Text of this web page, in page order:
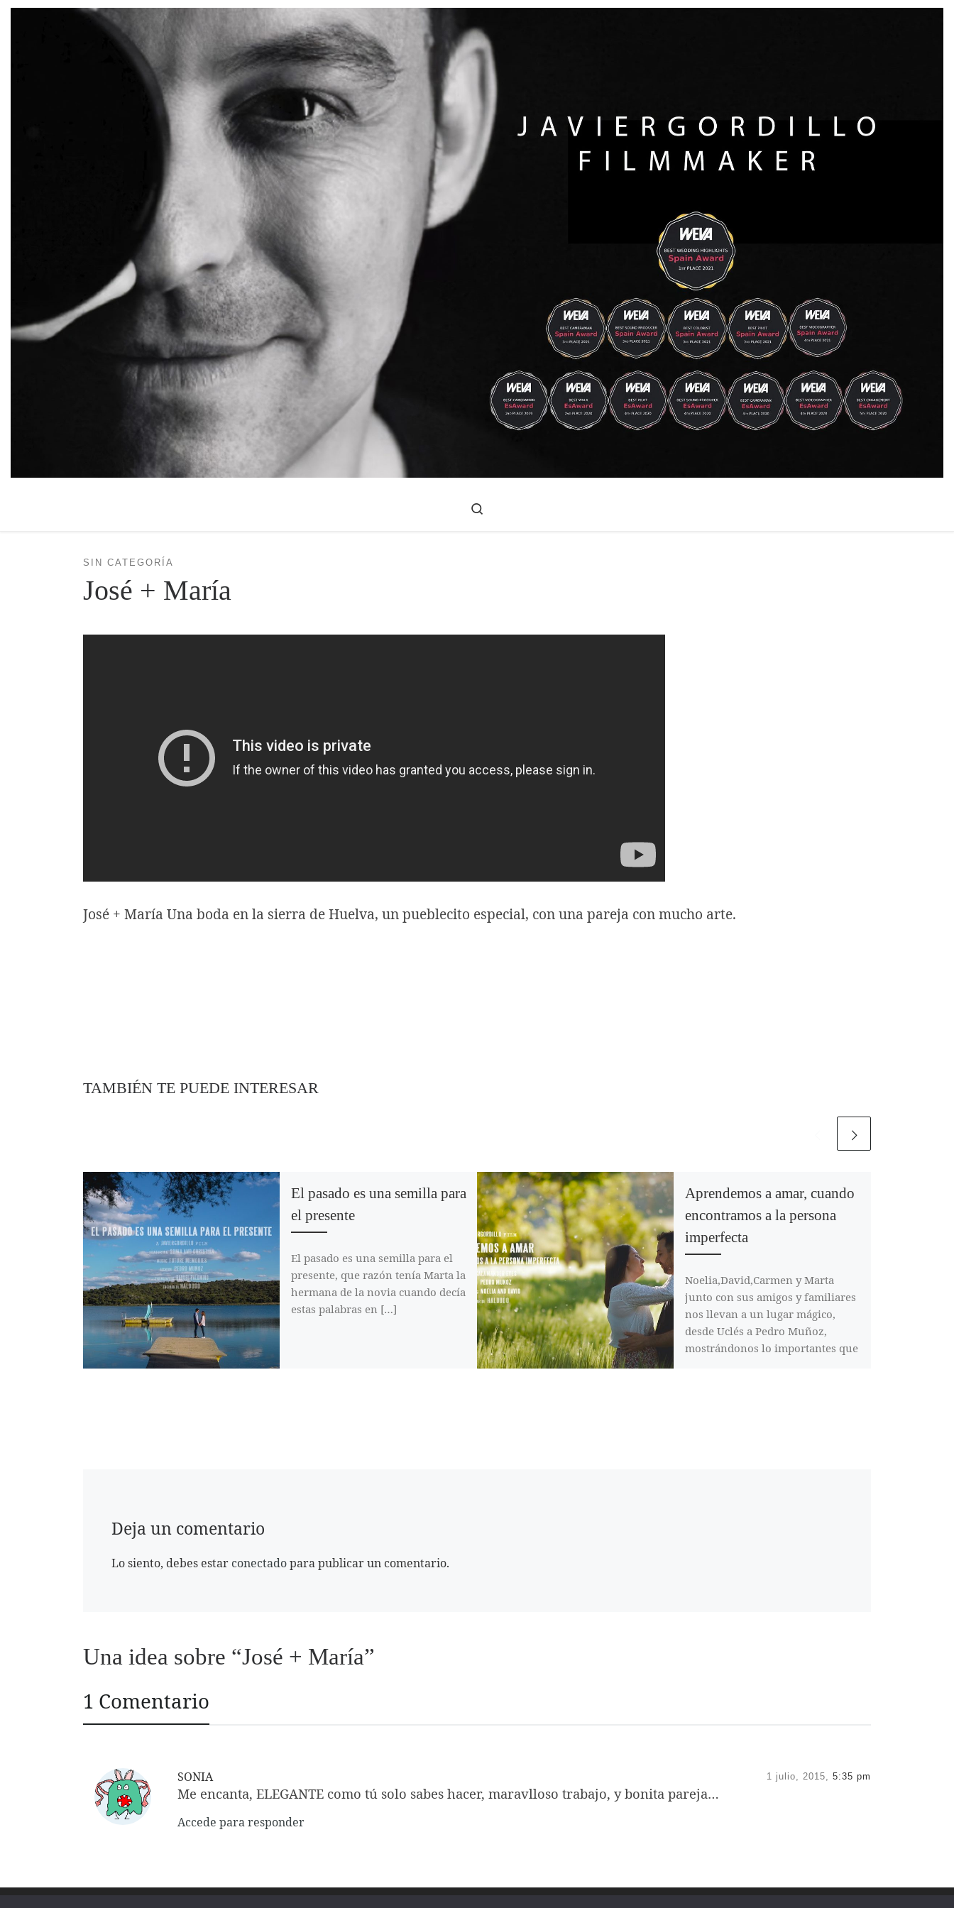
Saltar al contenido
SIN CATEGORÍA
José + María
José + María Una boda en la sierra de Huelva, un pueblecito especial, con una pareja con mucho arte.
TAMBIÉN TE PUEDE INTERESAR
El pasado es una semilla para
el presente
El pasado es una semilla para el
presente, que razón tenía Marta la
hermana de la novia cuando decía
estas palabras en […]
Aprendemos a amar, cuando
encontramos a la persona
imperfecta
Noelia,David,Carmen y Marta
junto con sus amigos y familiares
nos llevan a un lugar mágico,
desde Uclés a Pedro Muñoz,
mostrándonos lo importantes que
Deja un comentario
Lo siento, debes estar conectadopara publicar un comentario.
Una idea sobre “José + María”
1 Comentario
SONIA 1 julio, 2015, 5:35 pm
Me encanta, ELEGANTE como tú solo sabes hacer, maravlloso trabajo, y bonita pareja…
Accede para responder